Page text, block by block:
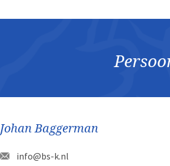
Johan Baggerman
info@bs-k.nl